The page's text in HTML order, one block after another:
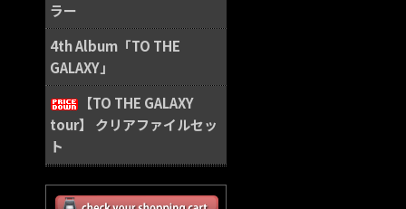
ラー
4th Album「TO THE
GALAXY」
【TO THE GALAXY
tour】 クリアファイルセッ
ト